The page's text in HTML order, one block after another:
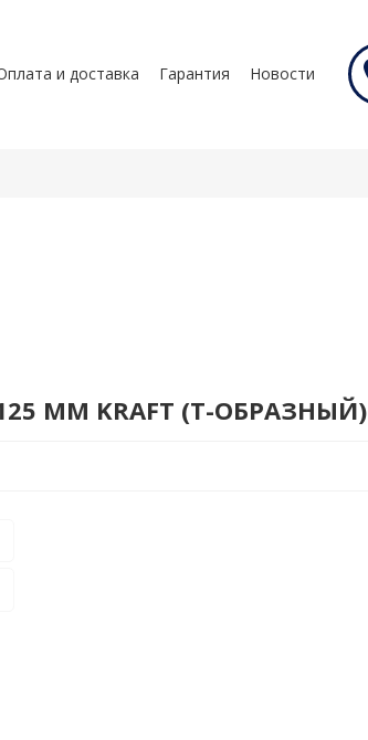
и доставка Гарантия Новости
ММ KRAFT (Т-ОБРАЗНЫЙ)